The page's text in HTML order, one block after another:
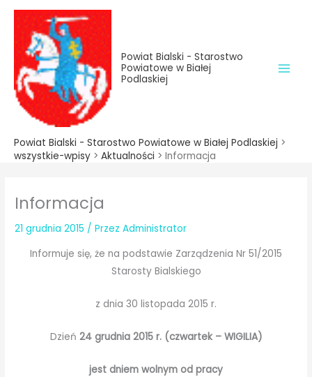
treści
Przejdź
treści
Powiat Bialski - Starostwo
Powiatowe w Białej
Podlaskiej
Powiat Bialski - Starostwo Powiatowe w Białej Podlaskiej >
wszystkie-wpisy > Aktualności > Informacja
Informacja
21 grudnia 2015 / PrzezAdministrator
Informuje się, że na podstawie Zarządzenia Nr 51/2015
Starosty Bialskiego
z dnia 30 listopada 2015 r.
Dzień 24 grudnia 2015 r. (czwartek – WIGILIA)
jest dniem wolnym od pracy